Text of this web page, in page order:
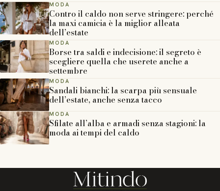
MODA
Contro il caldo non serve stringere: perché
la maxi camicia è la miglior alleata
dell’estate
MODA
Borse tra saldi e indecisione: il segreto è
scegliere quella che userete anche a
settembre
MODA
Sandali bianchi: la scarpa più sensuale
dell’estate, anche senza tacco
MODA
Sfilate all’alba e armadi senza stagioni: la
moda ai tempi del caldo